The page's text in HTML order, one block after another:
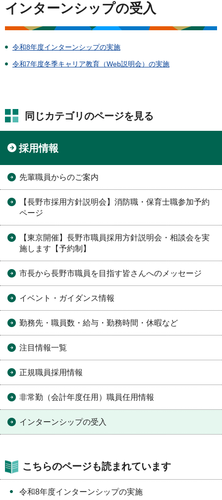
インターンシップの受入
令和8年度インターンシップの実施
令和7年度冬季キャリア教育（Web説明会）の実施
同じカテゴリのページを見る
採用情報
先輩職員からのご案内
【長野市採用方針説明会】消防職・保育士職参加予約
ページ
【東京開催】長野市職員採用方針説明会・相談会を実
施します【予約制】
市長から長野市職員を目指す皆さんへのメッセージ
イベント・ガイダンス情報
勤務先・職員数・給与・勤務時間・休暇など
注目情報一覧
正規職員採用情報
非常勤（会計年度任用）職員任用情報
インターンシップの受入
こちらのページも読まれています
令和8年度インターンシップの実施